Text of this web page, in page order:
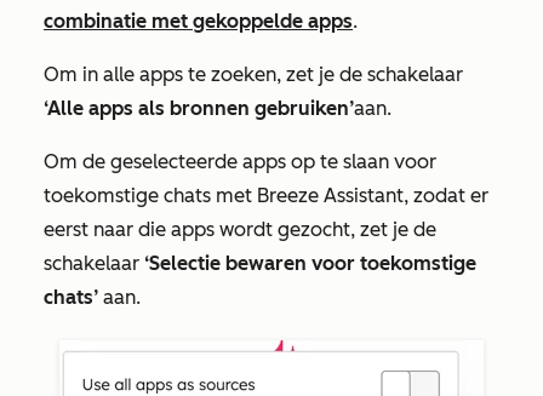
combinatie met gekoppelde apps.
Om in alle apps te zoeken, zet je de schakelaar
‘Alle apps als bronnen gebruiken’aan.
Om de geselecteerde apps op te slaan voor
toekomstige chats met Breeze Assistant, zodat er
eerst naar die apps wordt gezocht, zet je de
schakelaar ‘Selectie bewaren voor toekomstige
chats’ aan.